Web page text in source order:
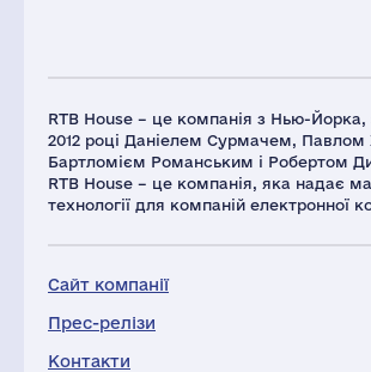
RTB House – це компанія з Нью-Йорка,
2012 році Даніелем Сурмачем,
Бартломієм Романським і Робертом
RTB House – це компанія, яка надає
технології для компаній електронної
Сайт компанії
Прес-релізи
Контакти